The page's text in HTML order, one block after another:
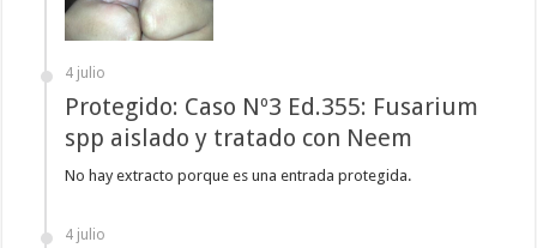
4 julio
Protegido: Caso Nº3 Ed.355: Fusarium
spp aislado y tratado con Neem
No hay extracto porque es una entrada protegida.
4 julio